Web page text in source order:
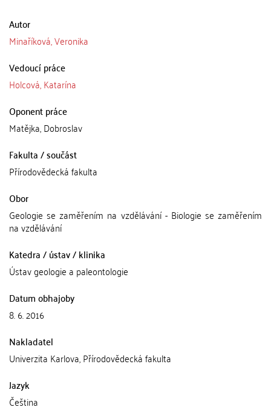
Autor
Minaříková, Veronika
Vedoucí práce
Holcová, Katarína
Oponent práce
Matějka, Dobroslav
Fakulta / součást
Přírodovědecká fakulta
Obor
Geologie se zaměřením na vzdělávání - Biologie se zaměřením
na vzdělávání
Katedra / ústav / klinika
Ústav geologie a paleontologie
Datum obhajoby
8. 6. 2016
Nakladatel
Univerzita Karlova, Přírodovědecká fakulta
Jazyk
Čeština